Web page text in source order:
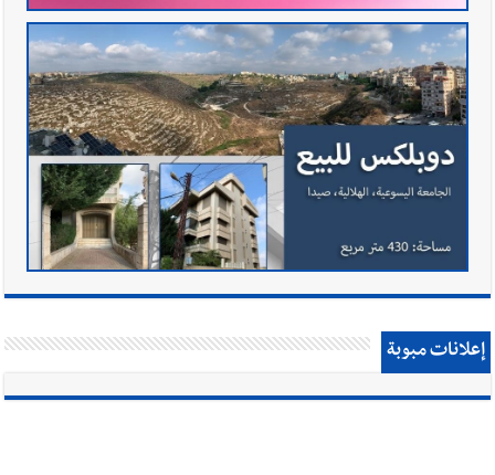
إعلانات مبوبة